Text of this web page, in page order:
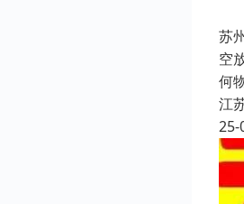
苏
空
何
江
25-